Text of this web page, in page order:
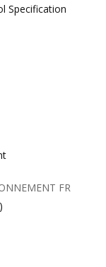
Specification
FR